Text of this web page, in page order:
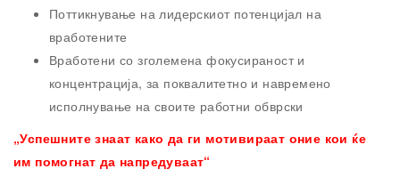
Поттикнување на лидерскиот потенцијал на
вработените
Вработени со зголемена фокусираност и
концентрација, за поквалитетно и навремено
исполнување на своите работни обврски
„Успешните знаат како да ги мотивираат оние кои ќе
им помогнат да напредуваат“